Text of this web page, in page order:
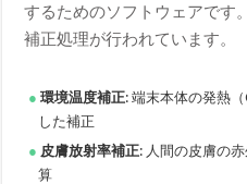
するためのソフトウェアです
補正処理が行われています。
環境温度補正: 端末本体の発熱
した補正
皮膚放射率補正: 人間の皮膚の
算